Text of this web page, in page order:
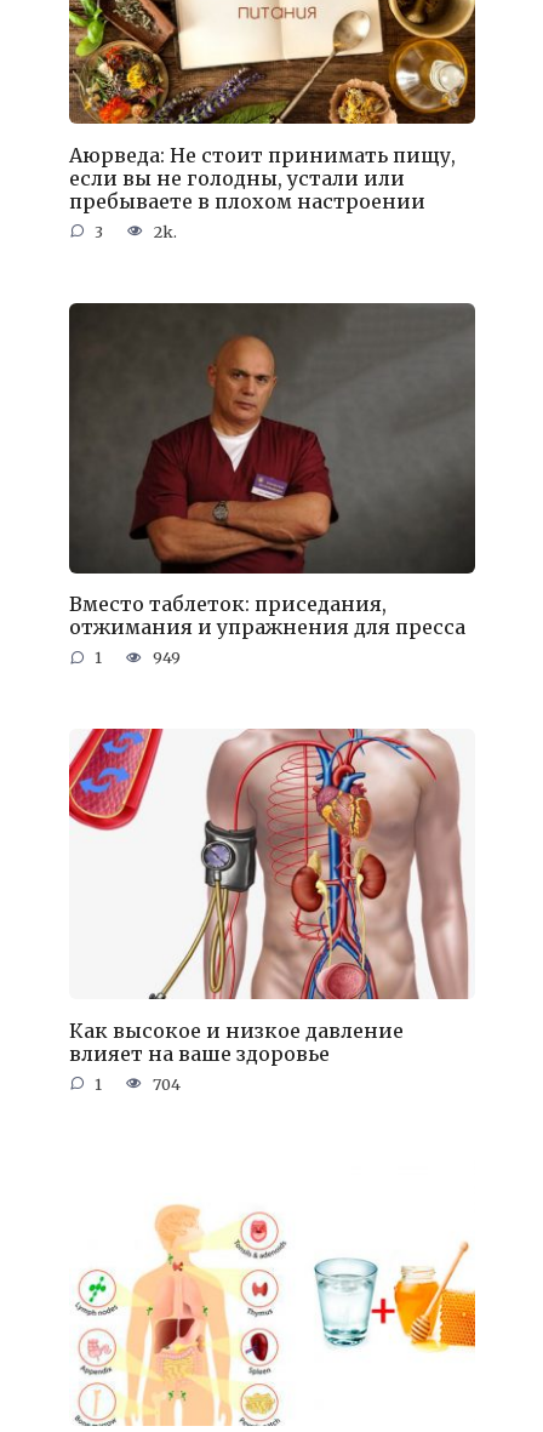
Аюрведа: Не стоит принимать пищу,
если вы не голодны, устали или
пребываете в плохом настроении
3 2k.
Вместо таблеток: приседания,
отжимания и упражнения для пресса
1 949
Как высокое и низкое давление
влияет на ваше здоровье
1 704